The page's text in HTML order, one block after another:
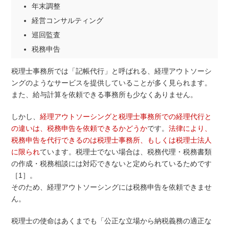
年末調整
経営コンサルティング
巡回監査
税務申告
税理士事務所では「記帳代行」と呼ばれる、経理アウトソーシ
ングのようなサービスを提供していることが多く見られます。
また、給与計算を依頼できる事務所も少なくありません。
しかし、経理アウトソーシングと税理士事務所での経理代行と
の違いは、税務申告を依頼できるかどうかです。法律により、
税務申告を代行できるのは税理士事務所、もしくは税理士法人
に限られています。税理士でない場合は、税務代理・税務書類
の作成・税務相談には対応できないと定められているためです
［1］。
そのため、経理アウトソーシングには税務申告を依頼できませ
ん。
税理士の使命はあくまでも「公正な立場から納税義務の適正な